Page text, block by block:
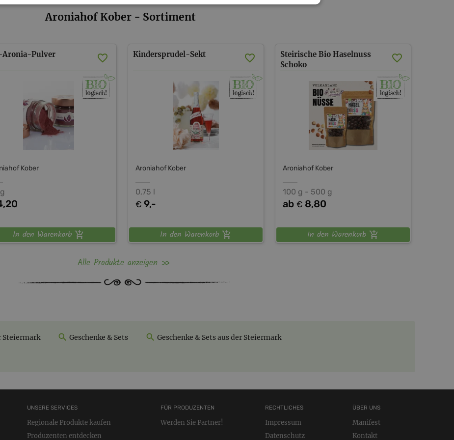
Aroniahof Kober - Sortiment
Pulver
Kober
In den Warenkorb
Kindersprudel-Sekt
Aroniahof Kober
0,75 l
€ 9,-
In den Warenkorb
Steirische Bio Haselnuss
Schoko
Aroniahof Kober
100 g - 500 g
ab € 8,80
In den Warenkorb
Alle Produkte anzeigen
Steiermark Geschenke & Sets Geschenke & Sets aus der Steiermark
UNSERE SERVICES
Regionale Produkte kaufen
Produzenten entdecken
FÜR PRODUZENTEN
Werden Sie Partner!
RECHTLICHES
Impressum
Datenschutz
ÜBER UNS
Manifest
Kontakt